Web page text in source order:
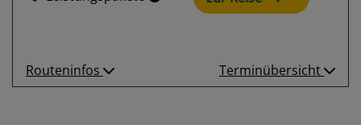
Routeninfos Terminübersicht